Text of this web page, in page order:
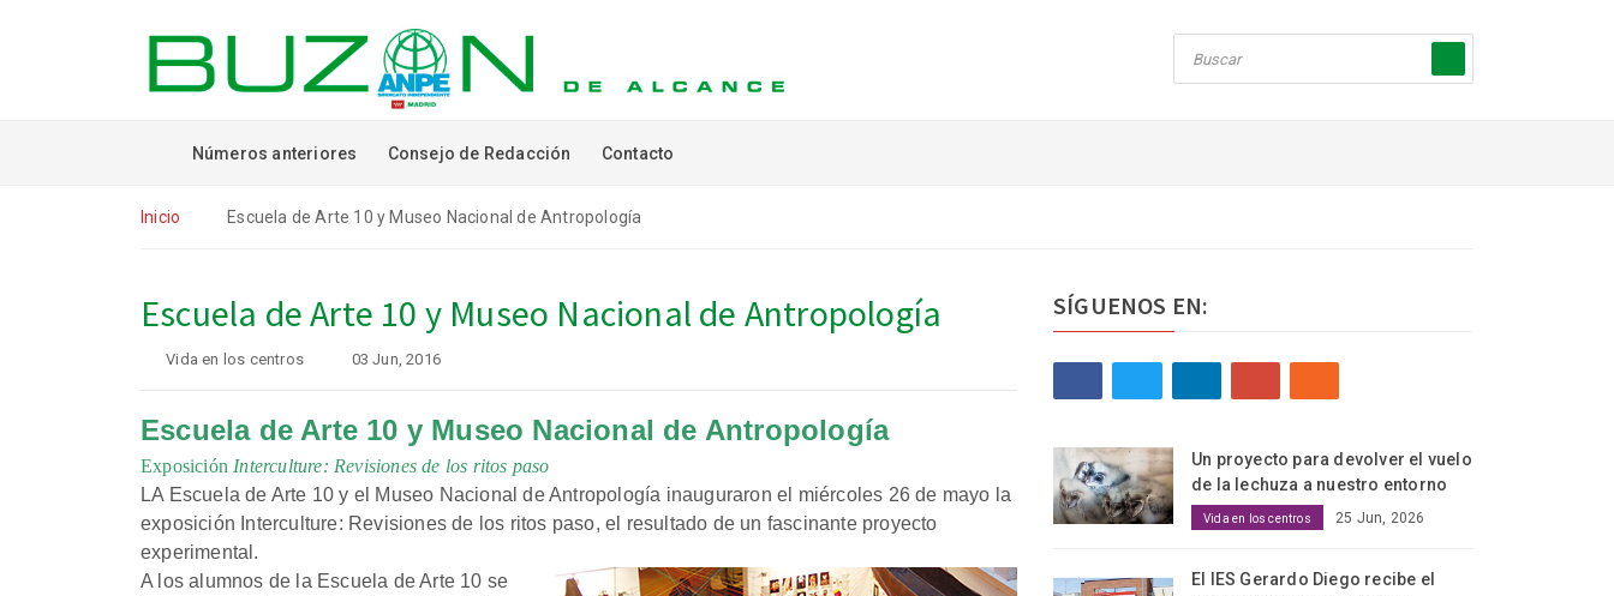
Números anteriores Consejo de Redacción Contacto
Inicio Escuela de Arte 10 y Museo Nacional de Antropología
Escuela de Arte 10 y Museo Nacional de Antropología
Vida en los centros 03 Jun, 2016
Escuela de Arte 10 y Museo Nacional de Antropología
Exposición Interculture: Revisiones de los ritos paso
LA Escuela de Arte 10 y el Museo Nacional de Antropología inauguraron el miércoles 26 de mayo la
exposición Interculture: Revisiones de los ritos paso, el resultado de un fascinante proyecto
experimental.
A los alumnos de la Escuela de Arte 10 se
SÍGUENOS EN:
Un proyecto para devolver el vuelo
de la lechuza a nuestro entorno
Vida en los centros 25 Jun, 2026
El IES Gerardo Diego recibe el